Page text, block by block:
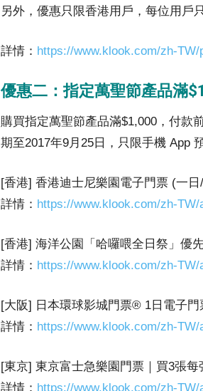
另外，優惠只限香港用戶，每位用戶
詳情： https://www.klook.com/zh-
優惠二：指定萬聖節產品滿
購買指定萬聖節產品滿$1,000，付款
期至2017年9月25日，只限手機 App 預
[香港] 香港迪士尼樂園電子門票 (一
詳情： https://www.klook.com/zh-
[香港] 海洋公園「哈囉喂全日祭」優
詳情： https://www.klook.com/zh-
[大阪] 日本環球影城門票® 1日電子門
詳情： https://www.klook.com/zh-
[東京] 東京富士急樂園門票｜買3張每
詳情： https://www.klook.com/zh-